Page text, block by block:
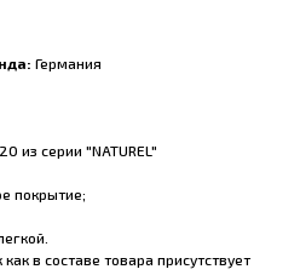
Германия
из серии "NATUREL"
покрытие;
в составе товара присутствует